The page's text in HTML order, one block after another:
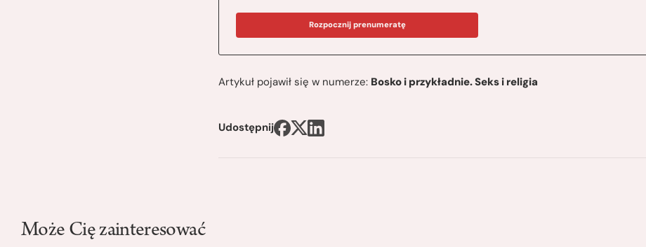
Rozpocznij prenumeratę
Artykuł pojawił się w numerze: Bosko i przykładnie. Seks i religia
Udostępnij
Może Cię zainteresować